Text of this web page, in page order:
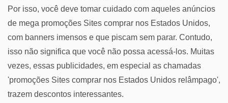
Por isso, você deve tomar cuidado com aqueles anúncios
de mega promoções Sites comprar nos Estados Unidos,
com banners imensos e que piscam sem parar. Contudo,
isso não significa que você não possa acessá-los. Muitas
vezes, essas publicidades, em especial as chamadas
'promoções Sites comprar nos Estados Unidos relâmpago',
trazem descontos interessantes.